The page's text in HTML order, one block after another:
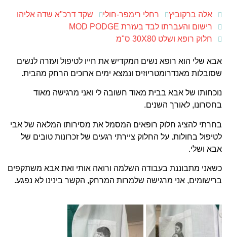
אלה ברקוביץ רחלי רימפר-חולי
שקד דרכ"א שדה אליהו
רישום והעברתו לבד בעזרת MOD PODGE
חלוק רופא ושלט 30X80 ס"מ
אבא שלי הוא רופא נשים המקדיש את חייו לטיפול ועזרה לנשים
שסובלות מאנדרומטריוזיס ונמצא ימים ארוכים הרחק מהבית.
נוכחותו של אבא בבית מאוד חשובה לי ואני מרגישה מאוד
בחסרונו, לאורך השנים.
בחרתי להציג חלוק רופאים המסמל את מסירותו המלאה של אבי
לטיפול בחולות. על החלוק ציירתי רגעים של זכרונות טובים של
אבא ושלי.
כשאני מתבוננת בעבודה השלמה ורואה אותי ואת אבא משתקפים
ברישומים, אני מרגישה שלמרות המרחק, הקשר בינינו לא נפגע.